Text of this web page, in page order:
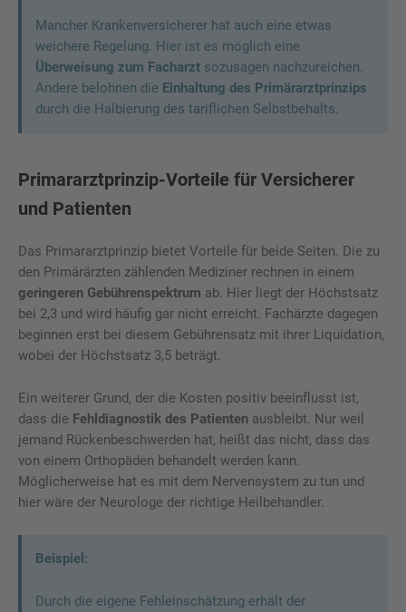
Mancher Krankenversicherer hat auch eine etwas
weichere Regelung. Hier ist es möglich eine
Überweisung zum Facharzt sozusagen nachzureichen.
Andere belohnen die Einhaltung des Primärarztprinzips
durch die Halbierung des tariflichen Selbstbehalts.
Primararztprinzip-Vorteile für Versicherer
und Patienten
Das Primararztprinzip bietet Vorteile für beide Seiten. Die zu
den Primärärzten zählenden Mediziner rechnen in einem
geringeren Gebührenspektrum ab. Hier liegt der Höchstsatz
bei 2,3 und wird häufig gar nicht erreicht. Fachärzte dagegen
beginnen erst bei diesem Gebührensatz mit ihrer Liquidation,
wobei der Höchstsatz 3,5 beträgt.
Ein weiterer Grund, der die Kosten positiv beeinflusst ist,
dass die Fehldiagnostik des Patienten ausbleibt. Nur weil
jemand Rückenbeschwerden hat, heißt das nicht, dass das
von einem Orthopäden behandelt werden kann.
Möglicherweise hat es mit dem Nervensystem zu tun und
hier wäre der Neurologe der richtige Heilbehandler.
Beispiel:
Durch die eigene Fehleinschätzung erhält der